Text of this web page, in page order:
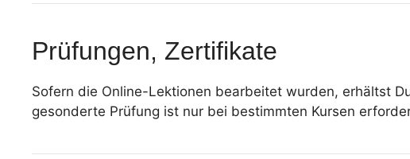
Prüfungen, Zertifikate
Sofern die Online-Lektionen bearbeitet wurden, erhältst
gesonderte Prüfung ist nur bei bestimmten Kursen